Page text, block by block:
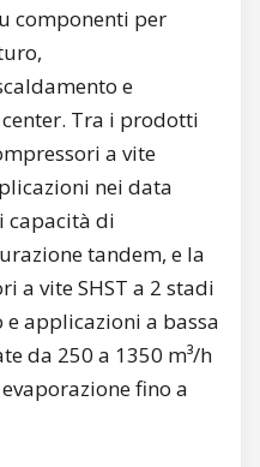
componenti per
e
Tra i prodotti
a vite
nei data
capacità di
tandem, e la
a vite SHST a 2 stadi
applicazioni a bassa
da 250 a 1350 m³/h
fino a